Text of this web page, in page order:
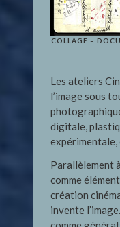
COLLAGE –
Les ateliers
l’image sous
digitale,
expérimentale,
Parallèlement
comme
création
invente